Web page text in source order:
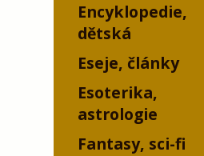
Encyklopedie,
dětská
Eseje, články
Esoterika,
astrologie
Fantasy, sci-fi